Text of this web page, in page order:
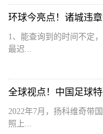
环球今亮点！诸城违
1、能查询到的时间不定
最迟...
全球视点！中国足球
2022年7月，扬科维奇带
照上...